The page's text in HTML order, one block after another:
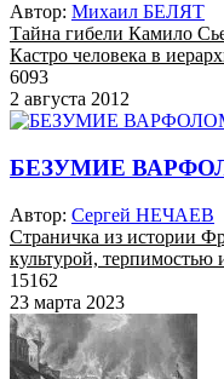
Автор: Михаил БЕЛЯТ
Тайна гибели Камило
Кастро человека в
6093
2 августа 2012
БЕЗУМИЕ
Автор: Сергей НЕЧАЕВ
Страничка из истории
культурой, терпимостью
15162
23 марта 2023